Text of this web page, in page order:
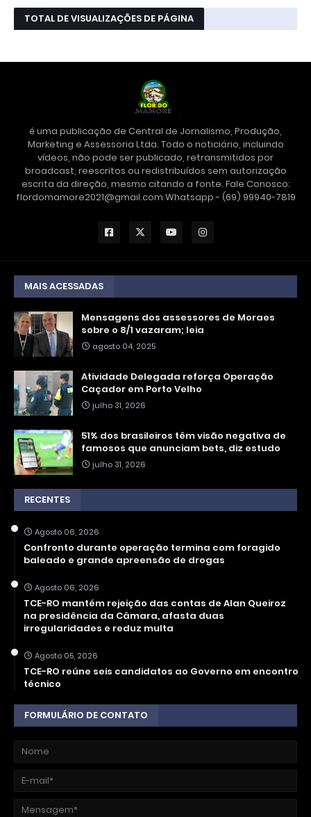
TOTAL DE VISUALIZAÇÕES DE PÁGINA
é uma publicação de Central de Jornalismo, Produção,
Marketing e Assessoria Ltda. Todo o noticiário, incluindo
vídeos, não pode ser publicado, retransmitidos por
broadcast, reescritos ou redistribuídos sem autorização
escrita da direção, mesmo citando a fonte. Fale Conosco:
flordomamore2021@gmail.com Whatsapp - (69) 99940-7819
MAIS ACESSADAS
Mensagens dos assessores de Moraes
sobre o 8/1 vazaram; leia
agosto 04, 2025
Atividade Delegada reforça Operação
Caçador em Porto Velho
julho 31, 2026
51% dos brasileiros têm visão negativa de
famosos que anunciam bets, diz estudo
julho 31, 2026
RECENTES
Agosto 06, 2026
Confronto durante operação termina com foragido
baleado e grande apreensão de drogas
Agosto 06, 2026
TCE-RO mantém rejeição das contas de Alan Queiroz
na presidência da Câmara, afasta duas
irregularidades e reduz multa
Agosto 05, 2026
TCE-RO reúne seis candidatos ao Governo em encontro
técnico
FORMULÁRIO DE CONTATO